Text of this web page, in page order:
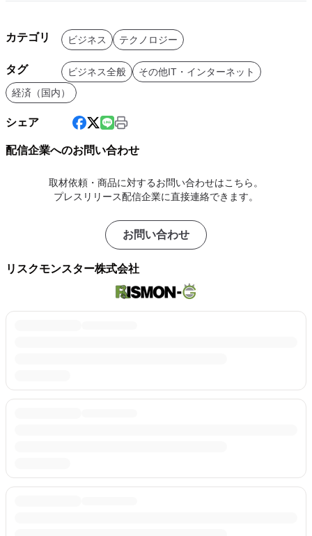
カテゴリ ビジネス テクノロジー
タグ ビジネス全般
その他IT・インターネット
経済（国内）
シェア
配信企業へのお問い合わせ
取材依頼・商品に対するお問い合わせはこちら。
プレスリリース配信企業に直接連絡できます。
お問い合わせ
リスクモンスター株式会社